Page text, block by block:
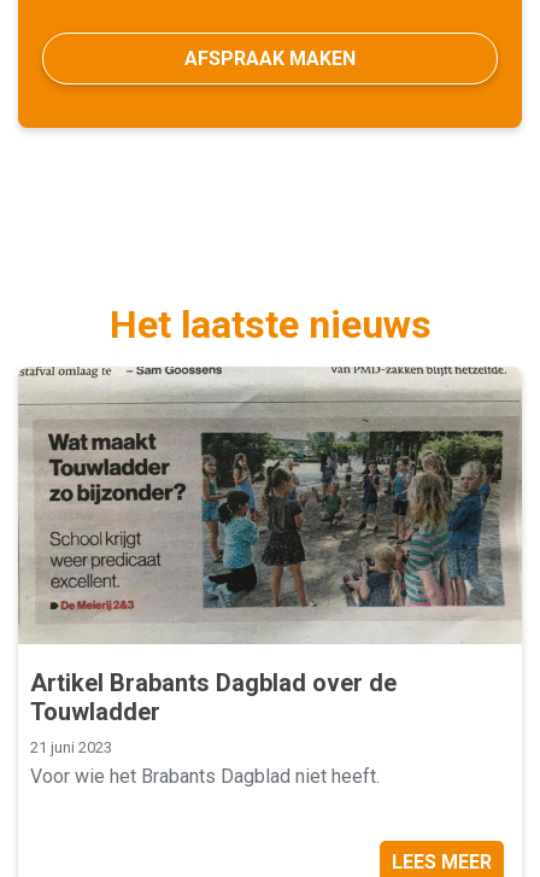
AFSPRAAK MAKEN
Het laatste nieuws
Artikel Brabants Dagblad over de
Touwladder
21 juni 2023
Voor wie het Brabants Dagblad niet heeft.
LEES MEER